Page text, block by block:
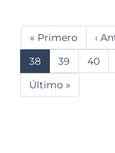
Paginación
Primera
página
« Primero ‹
Página
actual
38 Página
39 40
Última
página
Último »